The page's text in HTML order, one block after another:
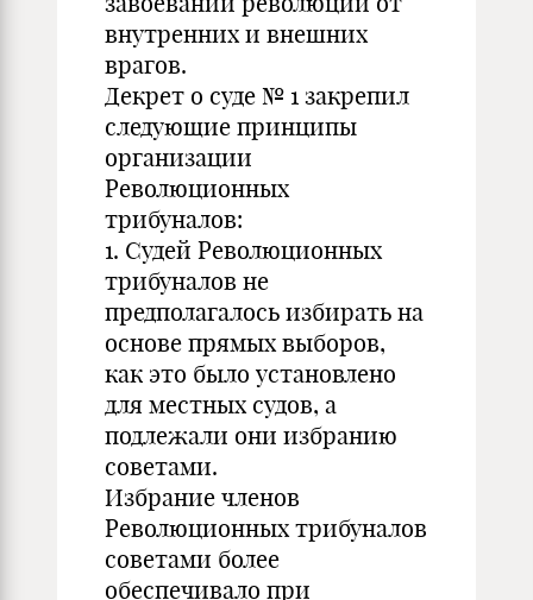
внутренних и внешних
врагов.
Декрет о суде № 1 закрепил
следующие принципы
организации
Революционных
трибуналов:
1. Судей Революционных
трибуналов не
предполагалось избирать на
основе прямых выборов,
как это было установлено
для местных судов, а
подлежали они избранию
советами.
Избрание членов
Революционных трибуналов
советами более
обеспечивало при